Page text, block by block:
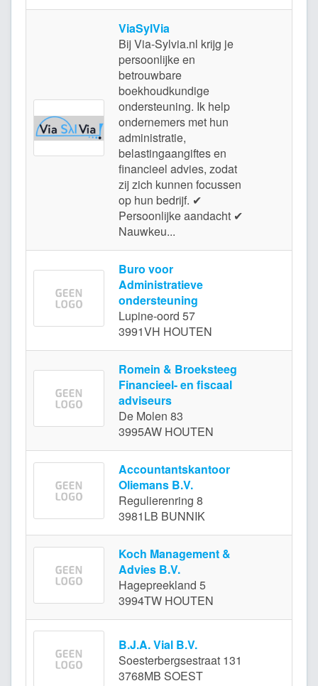
ViaSylVia
Bij Via-Sylvia.nl krijg je
persoonlijke en
betrouwbare
boekhoudkundige
ondersteuning. Ik help
ondernemers met hun
administratie,
belastingaangiftes en
financieel advies, zodat
zij zich kunnen focussen
op hun bedrijf. ✔
Persoonlijke aandacht ✔
Nauwkeu...
Buro voor
Administratieve
ondersteuning
Lupine-oord 57
3991VH HOUTEN
Romein & Broeksteeg
Financieel- en fiscaal
adviseurs
De Molen 83
3995AW HOUTEN
Accountantskantoor
Oliemans B.V.
Regulierenring 8
3981LB BUNNIK
Koch Management &
Advies B.V.
Hagepreekland 5
3994TW HOUTEN
B.J.A. Vial B.V.
Soesterbergsestraat 131
3768MB SOEST